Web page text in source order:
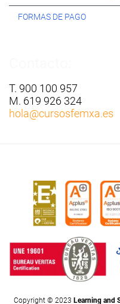
FORMAS DE PAGO
T. 900 100 957
M. 619 926 324
hola@cursosfemxa.es
Copyright © 2023 Learning and